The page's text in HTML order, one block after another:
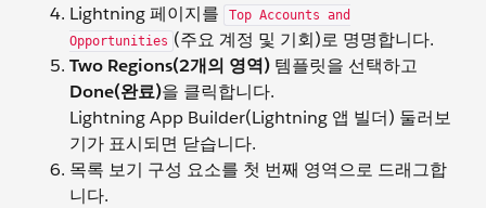
Lightning 페이지를
Top Accounts and
Opportunities (주요 계정 및 기회)로 명명합니다.
Two Regions(2개의 영역) 템플릿을 선택하고
Done(완료)을 클릭합니다.
Lightning App Builder(Lightning 앱 빌더) 둘러보
기가 표시되면 닫습니다.
목록 보기 구성 요소를 첫 번째 영역으로 드래그합
니다.